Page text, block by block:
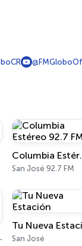
San José 92.7 FM
FM San José